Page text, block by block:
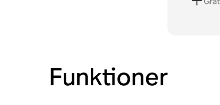
Funktioner